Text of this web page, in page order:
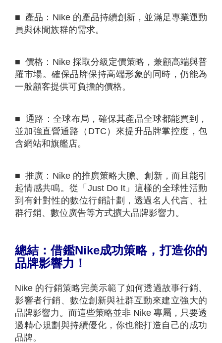
■ 產品：Nike 的產品持續創新，並滿足專業運動
員與休閒族群的需求。
■ 價格：Nike 採取分級定價策略，兼顧高端與普
羅市場。確保品牌保持高端形象的同時，仍能為
一般顧客提供可負擔的價格。
■ 通路：全球布局，確保其產品全球都能買到，
並加強直營通路（DTC）來提升品牌掌控度，包
含網站和旗艦店。
■ 推廣：Nike 的推廣策略大膽、創新，而且能引
起情感共鳴。從「Just Do It」這樣的全球性活動
到有針對性的數位行銷計劃，透過名人代言、社
群行銷、數位廣告等方式擴大品牌影響力。
總結：借鑑Nike成功策略，打造你的
品牌影響力！
Nike 的行銷策略完美示範了如何透過故事行銷、
影響者行銷、數位創新與社群互動來建立強大的
品牌影響力。而這些策略並非 Nike 專屬，只要透
過精心規劃與持續優化，你也能打造自己的成功
品牌。